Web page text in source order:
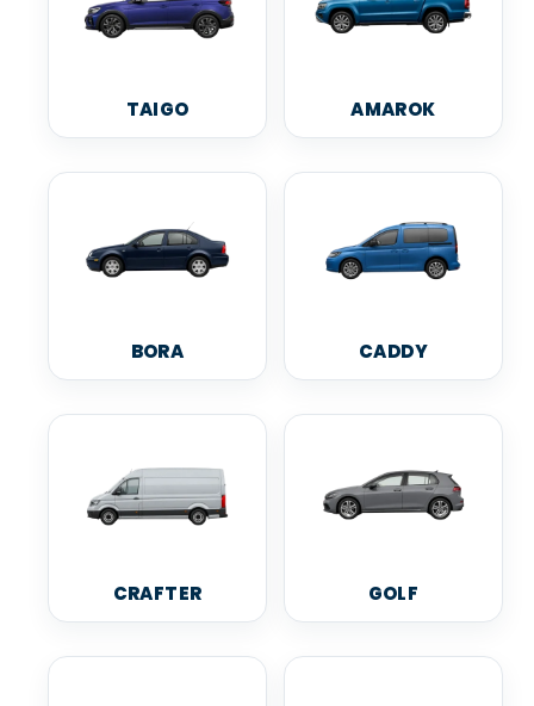
TAIGO AMAROK
BORA CADDY
CRAFTER GOLF